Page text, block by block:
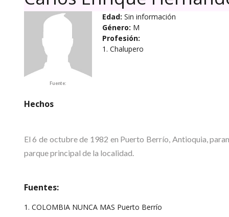
Fuente:
Edad: Sin información
Género: M
Profesión:
1. Chalupero
Hechos
El 6 de octubre de 1982 en Puerto Berrío, Antioquia,
parque principal de la localidad.
Fuentes:
1. COLOMBIA NUNCA MAS Puerto Berrío